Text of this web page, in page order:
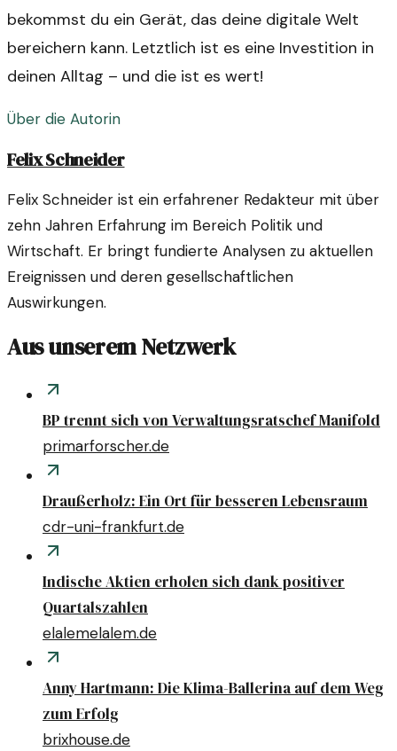
bekommst du ein Gerät, das deine digitale Welt
bereichern kann. Letztlich ist es eine Investition in
deinen Alltag – und die ist es wert!
Über die Autorin
Felix Schneider
Felix Schneider ist ein erfahrener Redakteur mit über
zehn Jahren Erfahrung im Bereich Politik und
Wirtschaft. Er bringt fundierte Analysen zu aktuellen
Ereignissen und deren gesellschaftlichen
Auswirkungen.
Aus unserem Netzwerk
BP trennt sich von Verwaltungsratschef Manifold
primarforscher.de
Draußerholz: Ein Ort für besseren Lebensraum
cdr-uni-frankfurt.de
Indische Aktien erholen sich dank positiver
Quartalszahlen
elalemelalem.de
Anny Hartmann: Die Klima-Ballerina auf dem Weg
zum Erfolg
brixhouse.de